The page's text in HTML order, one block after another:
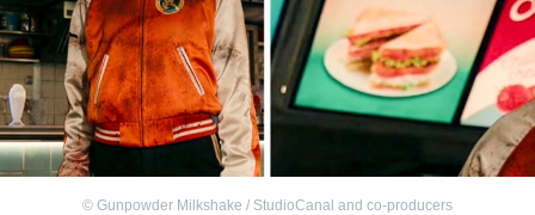
© Gunpowder Milkshake / StudioCanal and co-producers